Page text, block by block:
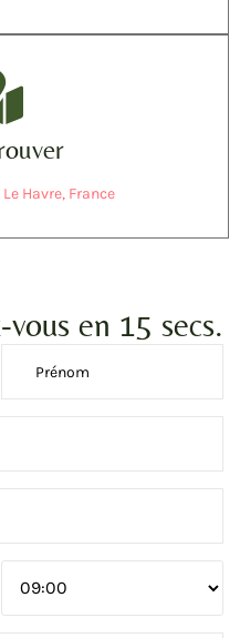
Havre, France
en 15 secs.